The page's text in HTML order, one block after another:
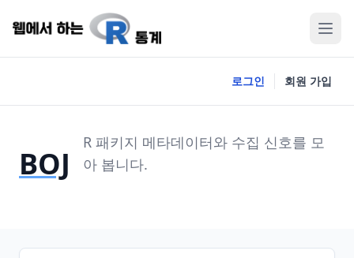
로그인 회원 가입
BOJ
R 패키지 메타데이터와 수집 신호를 모
아 봅니다.